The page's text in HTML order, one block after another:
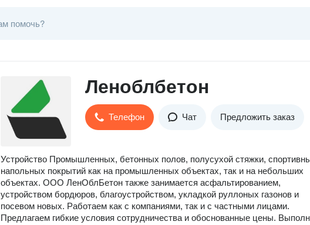
Леноблбетон
Телефон Чат Предложить заказ
Устройство Промышленных, бетонных полов, полусухой стяжки,
напольных покрытий как на промышленных объектах, так и на небольших
объектах. ООО ЛенОблБетон также занимается асфальтированием,
устройством бордюров, благоустройством, укладкой руллоных газонов и
посевом новых. Работаем как с компаниями, так и с частными лицами.
Предлагаем гибкие условия сотрудничества и обоснованные цены.